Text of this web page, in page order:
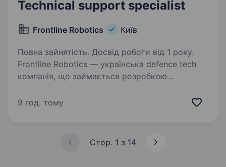
Technical support specialist
Frontline Robotics Київ
Повна зайнятість. Досвід роботи від 1 року.
Frontline Robotics — українська defence tech
компанія, що займається розробкою
Сил безпеки та оборони України. Наша місія —
9 год. тому
Стор. 1 з 14